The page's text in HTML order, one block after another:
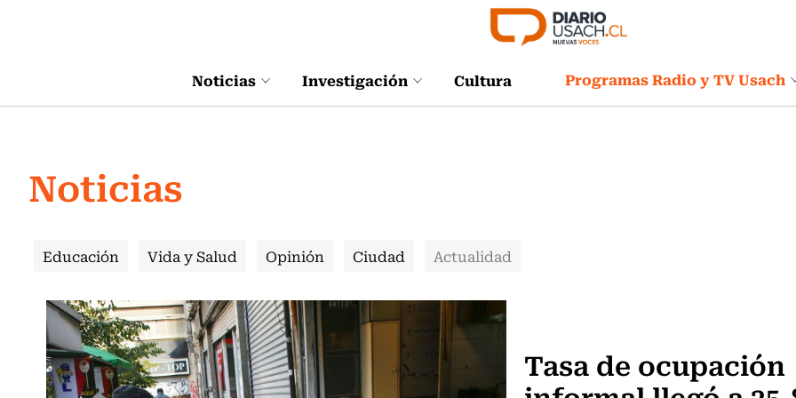
Noticias Investigación Cultura Programas Radio y TV Usach
Noticias
Educación Vida y Salud Opinión Ciudad Actualidad
Tasa de ocupación